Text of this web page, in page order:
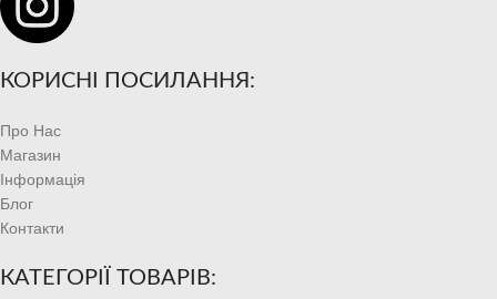
КОРИСНІ ПОСИЛАННЯ:
Про Нас
Магазин
Інформація
Блог
Контакти
КАТЕГОРІЇ ТОВАРІВ: